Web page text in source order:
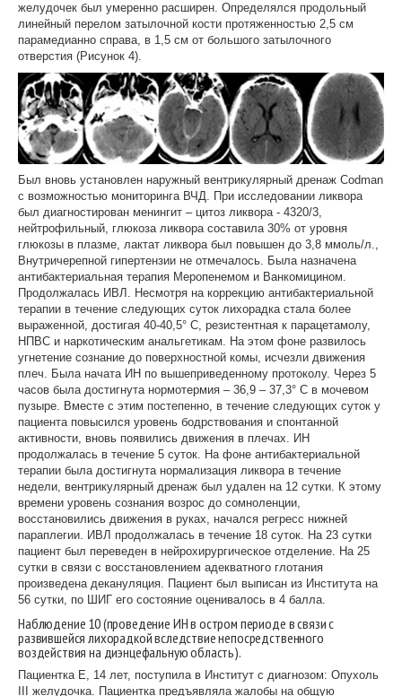
желудочек был умеренно расширен. Определялся продольный
линейный перелом затылочной кости протяженностью 2,5 см
парамедианно справа, в 1,5 см от большого затылочного
отверстия (Рисунок 4).
Был вновь установлен наружный вентрикулярный дренаж Codman
с возможностью мониторинга ВЧД. При исследовании ликвора
был диагностирован менингит – цитоз ликвора - 4320/3,
нейтрофильный, глюкоза ликвора составила 30% от уровня
глюкозы в плазме, лактат ликвора был повышен до 3,8 ммоль/л.,
Внутричерепной гипертензии не отмечалось. Была назначена
антибактериальная терапия Меропенемом и Ванкомицином.
Продолжалась ИВЛ. Несмотря на коррекцию антибактериальной
терапии в течение следующих суток лихорадка стала более
выраженной, достигая 40-40,5° С, резистентная к парацетамолу,
НПВС и наркотическим анальгетикам. На этом фоне развилось
угнетение сознание до поверхностной комы, исчезли движения
плеч. Была начата ИН по вышеприведенному протоколу. Через 5
часов была достигнута нормотермия – 36,9 – 37,3° С в мочевом
пузыре. Вместе с этим постепенно, в течение следующих суток у
пациента повысился уровень бодрствования и спонтанной
активности, вновь появились движения в плечах. ИН
продолжалась в течение 5 суток. На фоне антибактериальной
терапии была достигнута нормализация ликвора в течение
недели, вентрикулярный дренаж был удален на 12 сутки. К этому
времени уровень сознания возрос до сомноленции,
восстановились движения в руках, начался регресс нижней
параплегии. ИВЛ продолжалась в течение 18 суток. На 23 сутки
пациент был переведен в нейрохирургическое отделение. На 25
сутки в связи с восстановлением адекватного глотания
произведена декануляция. Пациент был выписан из Института на
56 сутки, по ШИГ его состояние оценивалось в 4 балла.
Наблюдение 10 (проведение ИН в остром периоде в связи с
развившейся лихорадкой вследствие непосредственного
воздействия на диэнцефальную область).
Пациентка Е, 14 лет, поступила в Институт с диагнозом: Опухоль
III желудочка. Пациентка предъявляла жалобы на общую